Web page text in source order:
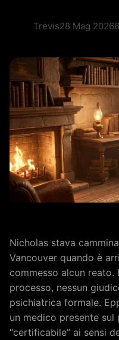
Trevis28 Mag 2026
Nicholas stava
Vancouver quando è
commesso alcun reato.
processo, nessun
psichiatrica formale.
un medico presente
“certificabile” ai sensi